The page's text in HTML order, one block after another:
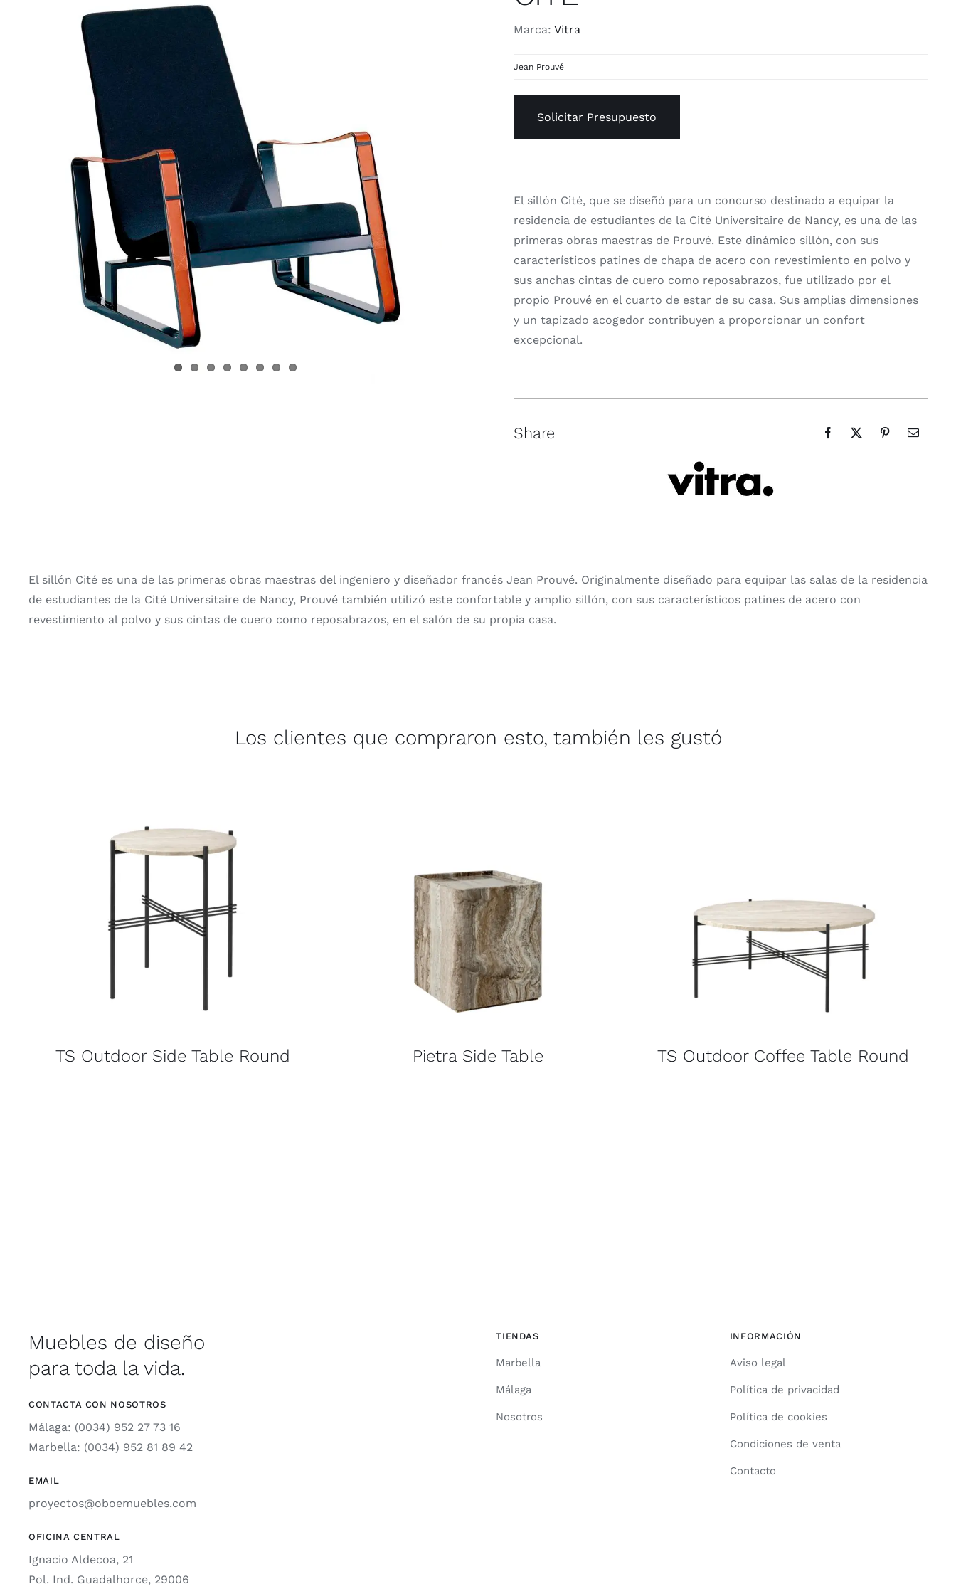
Marca:Vitra
Jean Prouvé
Solicitar Presupuesto
El sillón Cité, que se diseñó para un concurso destinado a equipar la
residencia de estudiantes de la Cité Universitaire de Nancy, es una de las
primeras obras maestras de Prouvé. Este dinámico sillón, con sus
característicos patines de chapa de acero con revestimiento en polvo y
sus anchas cintas de cuero como reposabrazos, fue utilizado por el
propio Prouvé en el cuarto de estar de su casa. Sus amplias dimensiones
y un tapizado acogedor contribuyen a proporcionar un confort
excepcional.
Share
El sillón Cité es una de las primeras obras maestras del ingeniero y diseñador francés Jean Prouvé. Originalmente diseñado para equipar las salas de la residencia
de estudiantes de la Cité Universitaire de Nancy, Prouvé también utilizó este confortable y amplio sillón, con sus característicos patines de acero con
revestimiento al polvo y sus cintas de cuero como reposabrazos, en el salón de su propia casa.
Los clientes que compraron esto, también les gustó
TS Outdoor Side Table Round Pietra Side Table TS Outdoor Coffee Table Round
Muebles de diseño
para toda la vida.
CONTACTA CON NOSOTROS
Málaga: (0034) 952 27 73 16
Marbella: (0034) 952 81 89 42
EMAIL
proyectos@oboemuebles.com
OFICINA CENTRAL
Ignacio Aldecoa, 21
Pol. Ind. Guadalhorce, 29006
TIENDAS
Marbella
Málaga
Nosotros
INFORMACIÓN
Aviso legal
Política de privacidad
Política de cookies
Condiciones de venta
Contacto